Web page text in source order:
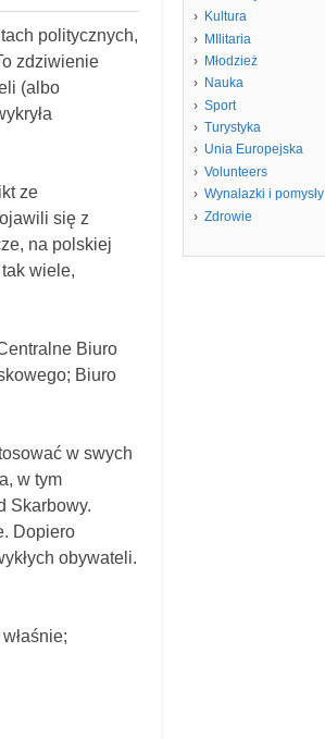
politycznych,
zdziwienie
(albo
ze
się z
na polskiej
wiele,
Biuro
Biuro
w swych
w tym
Skarbowy.
Dopiero
obywateli.
Kultura
MIlitaria
Młodzież
Nauka
Sport
Turystyka
Unia Europejska
Volunteers
Wynalazki i pomysły
Zdrowie